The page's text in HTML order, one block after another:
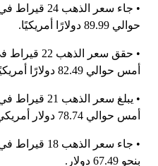
• جاء سعر
حوالي 89.99 دولارًا أمريكيًا.
• حقق سعر
أمس حوالي 82.49 دولارًا أمريكيًا.
• يبلغ سعر
أمس حوالي 78.74 دولار أمريكي.
• جاء سعر
بنحو 67.49 دولار.